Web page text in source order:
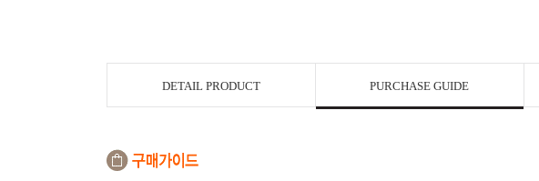
DETAIL PRODUCT PURCHASE GUIDE